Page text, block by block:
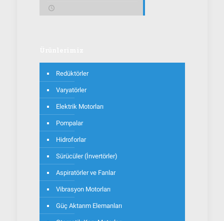
Redüktörler
Varyatörler
Elektrik Motorları
Pompalar
Hidroforlar
Sürücüler (İnvertörler)
Aspiratörler ve Fanlar
Vibrasyon Motorları
Güç Aktarım Elemanları